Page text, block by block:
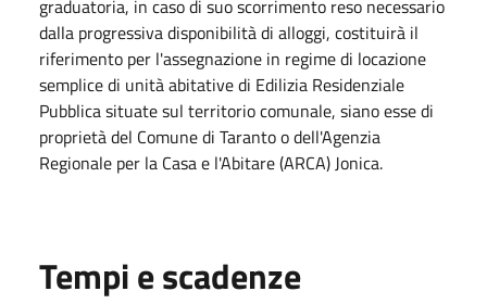
graduatoria, in caso di suo scorrimento reso necessario
dalla progressiva disponibilità di alloggi, costituirà il
riferimento per l'assegnazione in regime di locazione
semplice di unità abitative di Edilizia Residenziale
Pubblica situate sul territorio comunale, siano esse di
proprietà del Comune di Taranto o dell'Agenzia
Regionale per la Casa e l'Abitare (ARCA) Jonica.
Tempi e scadenze